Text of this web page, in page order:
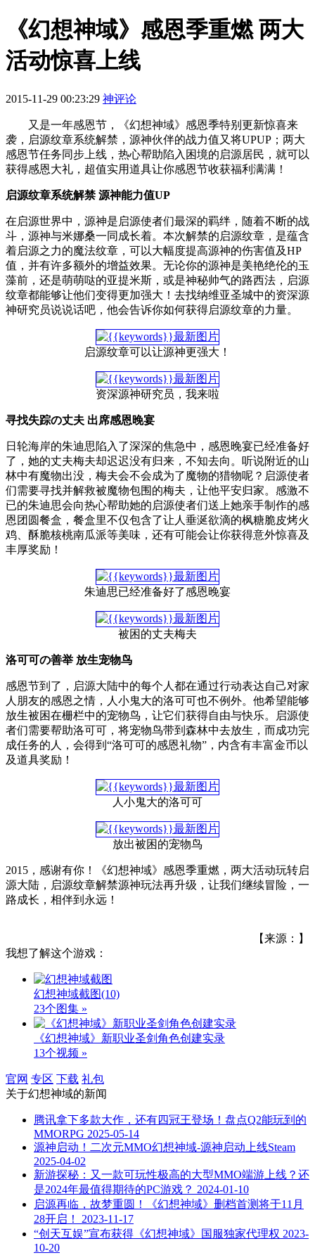
《幻想神域》感恩季重燃 两大
活动惊喜上线
2015-11-29 00:23:29 神评论
又是一年感恩节，《幻想神域》感恩季特别更新惊喜来
袭，启源纹章系统解禁，源神伙伴的战力值又将UPUP；两大
感恩节任务同步上线，热心帮助陷入困境的启源居民，就可以
获得感恩大礼，超值实用道具让你感恩节收获福利满满！
启源纹章系统解禁 源神能力值UP
在启源世界中，源神是启源使者们最深的羁绊，随着不断的战
斗，源神与米娜桑一同成长着。本次解禁的启源纹章，是蕴含
着启源之力的魔法纹章，可以大幅度提高源神的伤害值及HP
值，并有许多额外的增益效果。无论你的源神是美艳绝伦的玉
藻前，还是萌萌哒的亚提米斯，或是神秘帅气的路西法，启源
纹章都能够让他们变得更加强大！去找纳维亚圣城中的资深源
神研究员说说话吧，他会告诉你如何获得启源纹章的力量。
启源纹章可以让源神更强大！
资深源神研究员，我来啦
寻找失踪の丈夫 出席感恩晚宴
日轮海岸的朱迪思陷入了深深的焦急中，感恩晚宴已经准备好
了，她的丈夫梅夫却迟迟没有归来，不知去向。听说附近的山
林中有魔物出没，梅夫会不会成为了魔物的猎物呢？启源使者
们需要寻找并解救被魔物包围的梅夫，让他平安归家。感激不
已的朱迪思会向热心帮助她的启源使者们送上她亲手制作的感
恩团圆餐盒，餐盒里不仅包含了让人垂涎欲滴的枫糖脆皮烤火
鸡、酥脆核桃南瓜派等美味，还有可能会让你获得意外惊喜及
丰厚奖励！
朱迪思已经准备好了感恩晚宴
被困的丈夫梅夫
洛可可の善举 放生宠物鸟
感恩节到了，启源大陆中的每个人都在通过行动表达自己对家
人朋友的感恩之情，人小鬼大的洛可可也不例外。他希望能够
放生被困在栅栏中的宠物鸟，让它们获得自由与快乐。启源使
者们需要帮助洛可可，将宠物鸟带到森林中去放生，而成功完
成任务的人，会得到“洛可可的感恩礼物”，内含有丰富金币以
及道具奖励！
人小鬼大的洛可可
放出被困的宠物鸟
2015，感谢有你！《幻想神域》感恩季重燃，两大活动玩转启
源大陆，启源纹章解禁源神玩法再升级，让我们继续冒险，一
路成长，相伴到永远！
【来源：】
我想了解这个游戏：
幻想神域截图(10)
23个图集 »
《幻想神域》新职业圣剑角色创建实录
13个视频 »
官网 专区 下载 礼包
关于幻想神域的新闻
腾讯拿下多款大作，还有四冠王登场！盘点Q2能玩到的
MMORPG 2025-05-14
源神启动！二次元MMO幻想神域-源神启动上线Steam
2025-04-02
新游探秘：又一款可玩性极高的大型MMO端游上线？还
是2024年最值得期待的PC游戏？ 2024-01-10
启源再临，故梦重圆！《幻想神域》删档首测将于11月
28开启！
2023-11-17
“创天互娱”宣布获得《幻想神域》国服独家代理权 2023-
10-20